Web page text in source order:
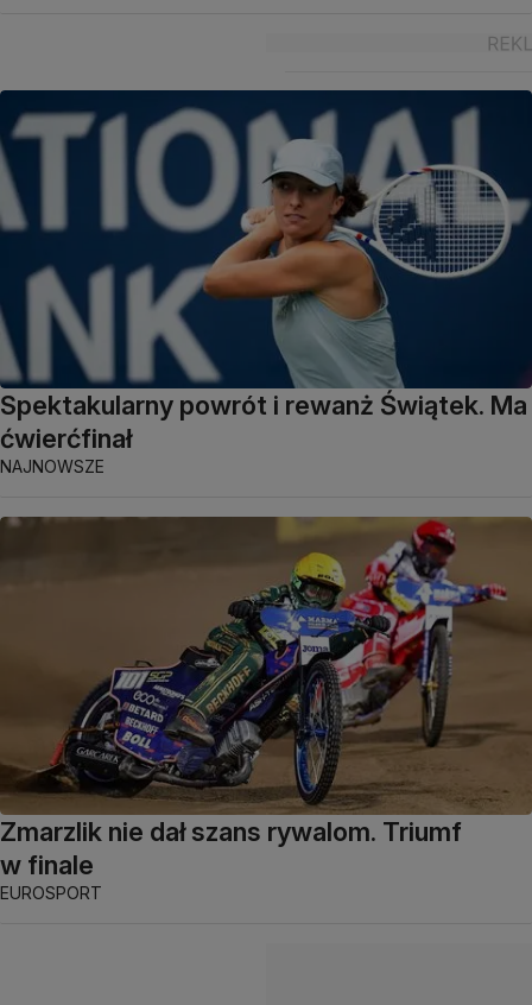
Spektakularny powrót i rewanż Świątek. Ma
ćwierćfinał
NAJNOWSZE
Zmarzlik nie dał szans rywalom. Triumf
w finale
EUROSPORT